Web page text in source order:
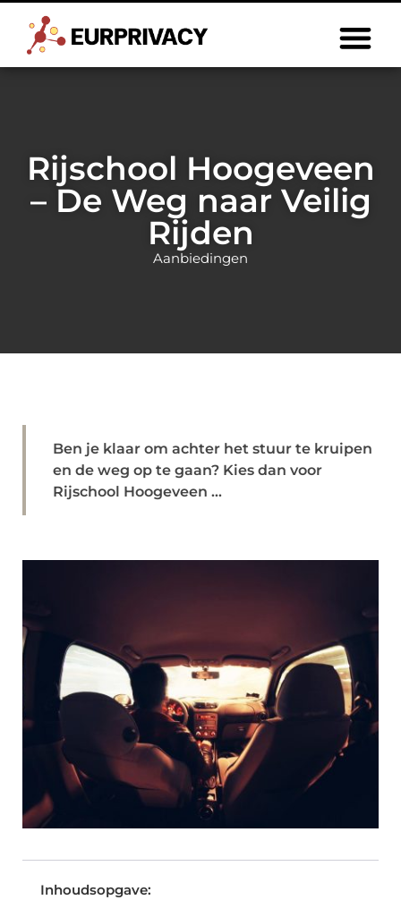
Rijschool Hoogeveen
– De Weg naar Veilig
Rijden
Aanbiedingen
Ben je klaar om achter het stuur te kruipen
en de weg op te gaan? Kies dan voor
Rijschool Hoogeveen ...
Inhoudsopgave: